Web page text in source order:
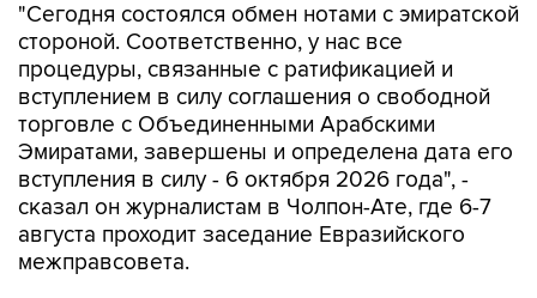
"Сегодня состоялся обмен нотами с эмиратской
стороной. Соответственно, у нас все
процедуры, связанные с ратификацией и
вступлением в силу соглашения о свободной
торговле с Объединенными Арабскими
Эмиратами, завершены и определена дата его
вступления в силу - 6 октября 2026 года", -
сказал он журналистам в Чолпон-Ате, где 6-7
августа проходит заседание Евразийского
межправсовета.